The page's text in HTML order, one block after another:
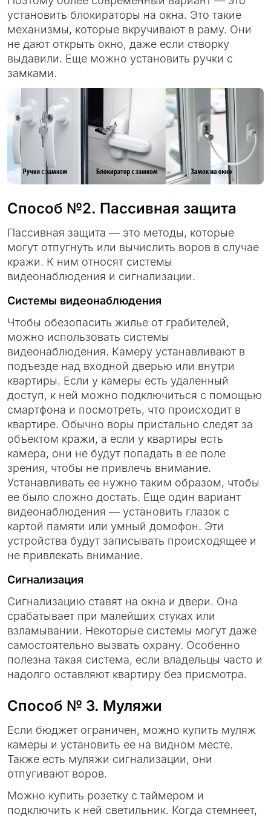
установить блокираторы на окна. Это такие
механизмы, которые вкручивают в раму. Они
не дают открыть окно, даже если створку
выдавили. Еще можно установить ручки с
замками.
Способ №2. Пассивная защита
Пассивная защита — это методы, которые
могут отпугнуть или вычислить воров в случае
кражи. К ним относят системы
видеонаблюдения и сигнализации.
Системы видеонаблюдения
Чтобы обезопасить жилье от грабителей,
можно использовать системы
видеонаблюдения. Камеру устанавливают в
подъезде над входной дверью или внутри
квартиры. Если у камеры есть удаленный
доступ, к ней можно подключиться с помощью
смартфона и посмотреть, что происходит в
квартире. Обычно воры пристально следят за
объектом кражи, а если у квартиры есть
камера, они не будут попадать в ее поле
зрения, чтобы не привлечь внимание.
Устанавливать ее нужно таким образом, чтобы
ее было сложно достать. Еще один вариант
видеонаблюдения — установить глазок с
картой памяти или умный домофон. Эти
устройства будут записывать происходящее и
не привлекать внимание.
Сигнализация
Сигнализацию ставят на окна и двери. Она
срабатывает при малейших стуках или
взламывании. Некоторые системы могут даже
самостоятельно вызвать охрану. Особенно
полезна такая система, если владельцы часто и
надолго оставляют квартиру без присмотра.
Способ № 3. Муляжи
Если бюджет ограничен, можно купить муляж
камеры и установить ее на видном месте.
Также есть муляжи сигнализации, они
отпугивают воров.
Можно купить розетку с таймером и
подключить к ней светильник. Когда стемнеет,